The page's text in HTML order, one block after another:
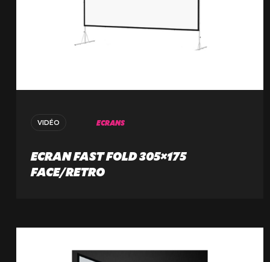
VIDÉO ECRANS
ECRAN FAST FOLD 305×175
FACE/RETRO